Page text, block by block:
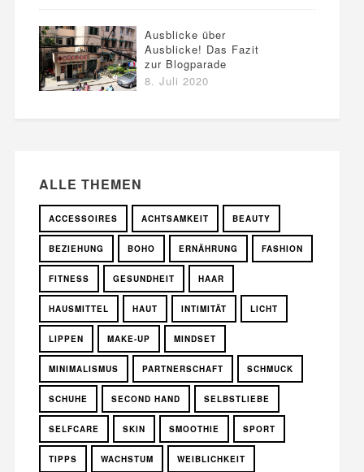
Ausblicke über
Ausblicke! Das Fazit
zur Blogparade
8. Juli 2020
ALLE THEMEN
ACCESSOIRES ACHTSAMKEIT BEAUTY
BEZIEHUNG BOHO ERNÄHRUNG FASHION
FITNESS GESUNDHEIT HAAR
HAUSMITTEL HAUT INTIMITÄT LICHT
LIPPEN MAKE-UP MINDSET
MINIMALISMUS PARTNERSCHAFT SCHMUCK
SCHUHE SECOND HAND SELBSTLIEBE
SELFCARE SKIN SMOOTHIE SPORT
TIPPS WACHSTUM WEIBLICHKEIT